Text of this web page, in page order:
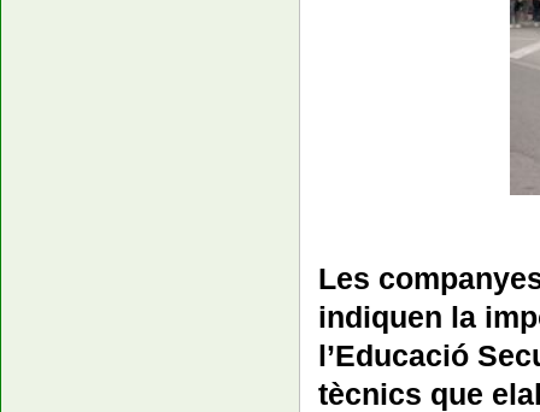
Les
indiquen la
l’Educació
tècnics que